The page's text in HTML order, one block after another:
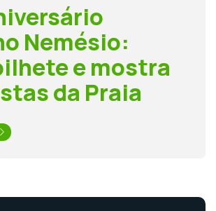
Nemésio:
e mostra
da Praia